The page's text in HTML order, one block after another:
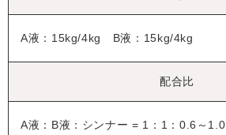
A液：15kg/4kg B液：15kg/4kg
配合比
A液：B液：シンナー = 1：1：0.6～1.0